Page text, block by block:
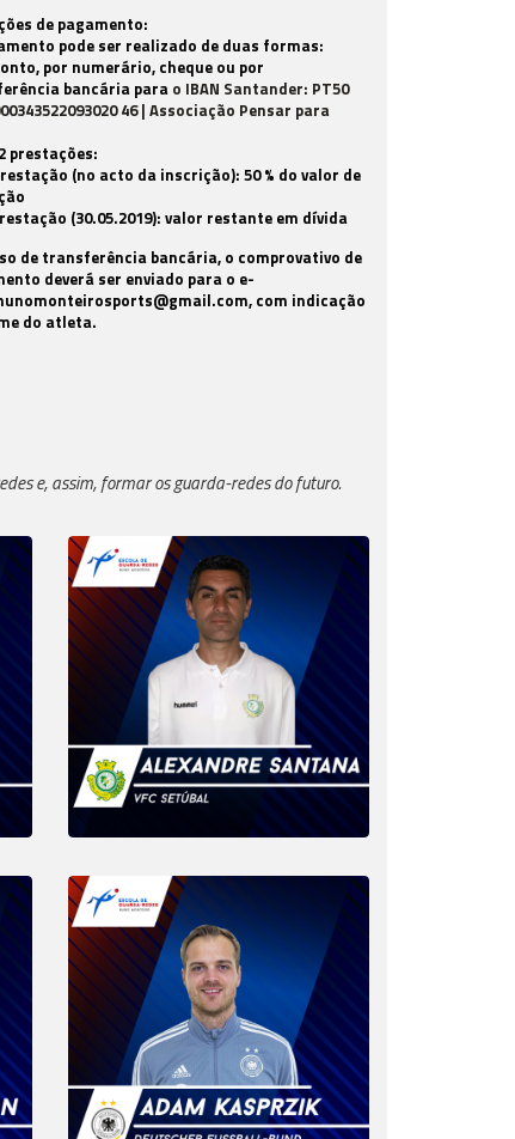
de pagamento:
pode ser realizado de duas formas:
por numerário, cheque ou por
bancária parao IBAN Santander: PT50
46 | Associação Pensar para
prestações:
(no acto da inscrição): 50 % do valor de
(30.05.2019): valor restante em dívida
de transferência bancária, o comprovativo de
deverá ser enviado para o e-
, com indicação
do atleta.
e, assim, formar os guarda-redes do futuro.